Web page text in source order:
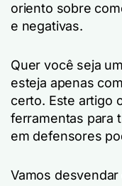
oriento sobre
e negativas.
Quer você seja
esteja apenas
certo. Este artigo
ferramentas para
em defensores
Vamos